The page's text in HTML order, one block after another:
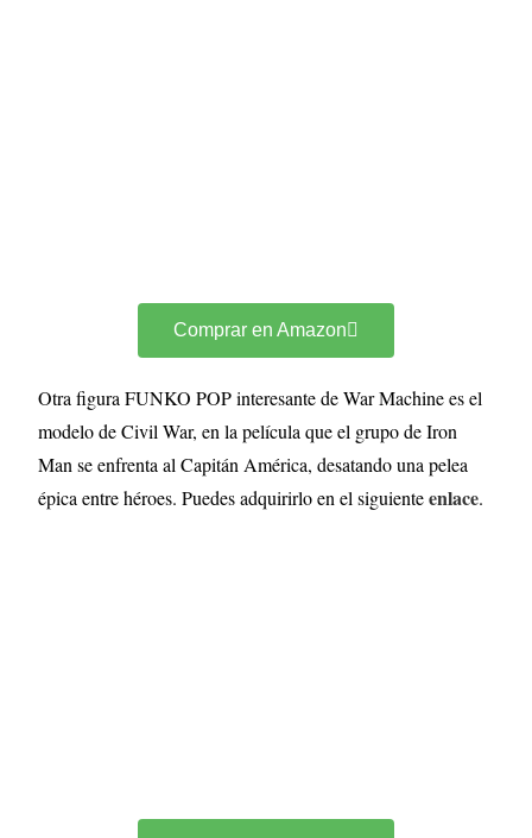
Comprar en Amazon
Otra figura FUNKO POP interesante de War Machine es el
modelo de Civil War, en la película que el grupo de Iron
Man se enfrenta al Capitán América, desatando una pelea
épica entre héroes. Puedes adquirirlo en el siguienteenlace.